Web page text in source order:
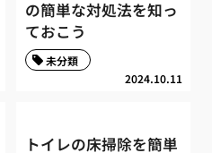
の簡単な対処法を知っ
ておこう
2024.10.11
未分類
トイレの床掃除を簡単